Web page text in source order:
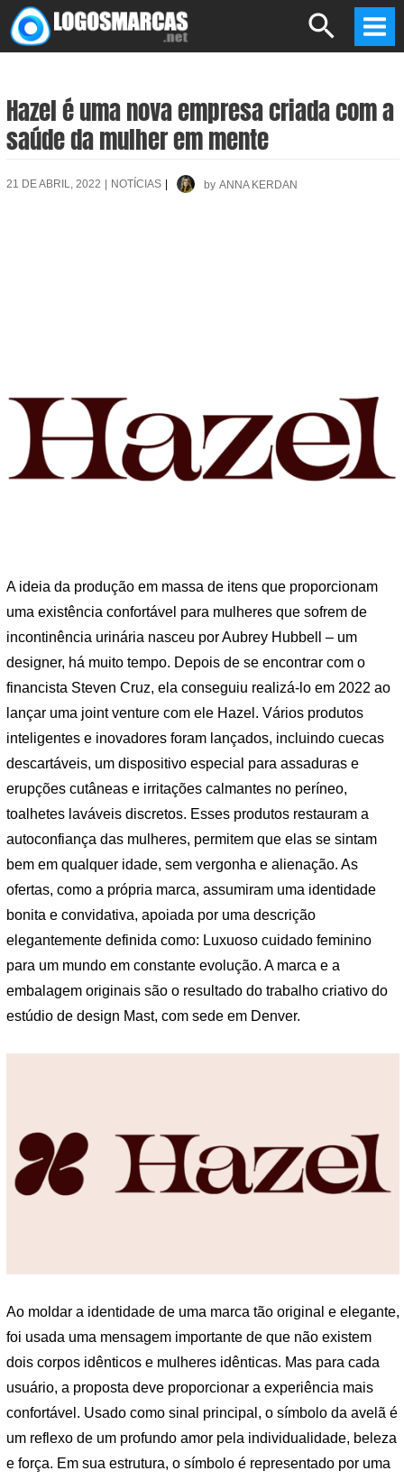
Skip
to
Search
Hazel é uma nova empresa criada com a
saúde da mulher em mente
21 DE ABRIL, 2022 NOTÍCIAS by ANNA KERDAN
A ideia da produção em massa de itens que proporcionam
uma existência confortável para mulheres que sofrem de
incontinência urinária nasceu por Aubrey Hubbell – um
designer, há muito tempo. Depois de se encontrar com o
financista Steven Cruz, ela conseguiu realizá-lo em 2022 ao
lançar uma joint venture com ele Hazel. Vários produtos
inteligentes e inovadores foram lançados, incluindo cuecas
descartáveis, um dispositivo especial para assaduras e
erupções cutâneas e irritações calmantes no períneo,
toalhetes laváveis ​​discretos. Esses produtos restauram a
autoconfiança das mulheres, permitem que elas se sintam
bem em qualquer idade, sem vergonha e alienação. As
ofertas, como a própria marca, assumiram uma identidade
bonita e convidativa, apoiada por uma descrição
elegantemente definida como: Luxuoso cuidado feminino
para um mundo em constante evolução. A marca e a
embalagem originais são o resultado do trabalho criativo do
estúdio de design Mast, com sede em Denver.
Ao moldar a identidade de uma marca tão original e elegante,
foi usada uma mensagem importante de que não existem
dois corpos idênticos e mulheres idênticas. Mas para cada
usuário, a proposta deve proporcionar a experiência mais
confortável. Usado como sinal principal, o símbolo da avelã é
um reflexo de um profundo amor pela individualidade, beleza
e força. Em sua estrutura, o símbolo é representado por uma